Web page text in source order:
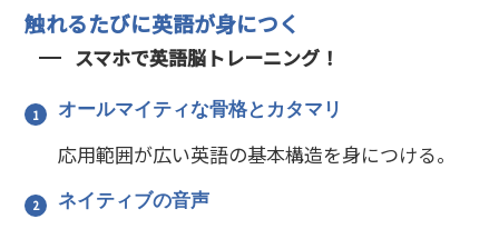
触れるたびに英語が身につく
スマホで英語脳トレーニング！
オールマイティな骨格とカタマリ
応用範囲が広い英語の基本構造を身につける。
ネイティブの音声